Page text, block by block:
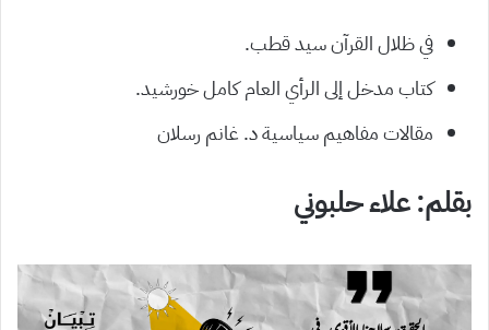
في ظلال القرآن سيد قطب.
كتاب مدخل إلى الرأي العام كامل خورشيد.
مقالات مفاهيم سياسية د. غانم رسلان
بقلم: علاء حلبوني